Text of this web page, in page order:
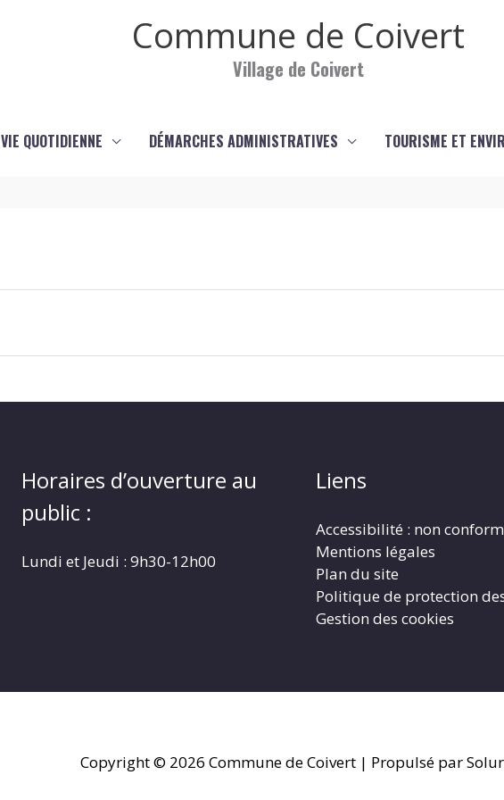
Commune de Coivert
Village de Coivert
VIE QUOTIDIENNE DÉMARCHES ADMINISTRATIVES TOURISME ET
Horaires d’ouverture au
public :
Lundi et Jeudi : 9h30-12h00
Liens
Accessibilité : non
Mentions légales
Plan du site
Politique de protection
Gestion des cookies
Copyright © 2026 Commune de Coivert | Propulsé par